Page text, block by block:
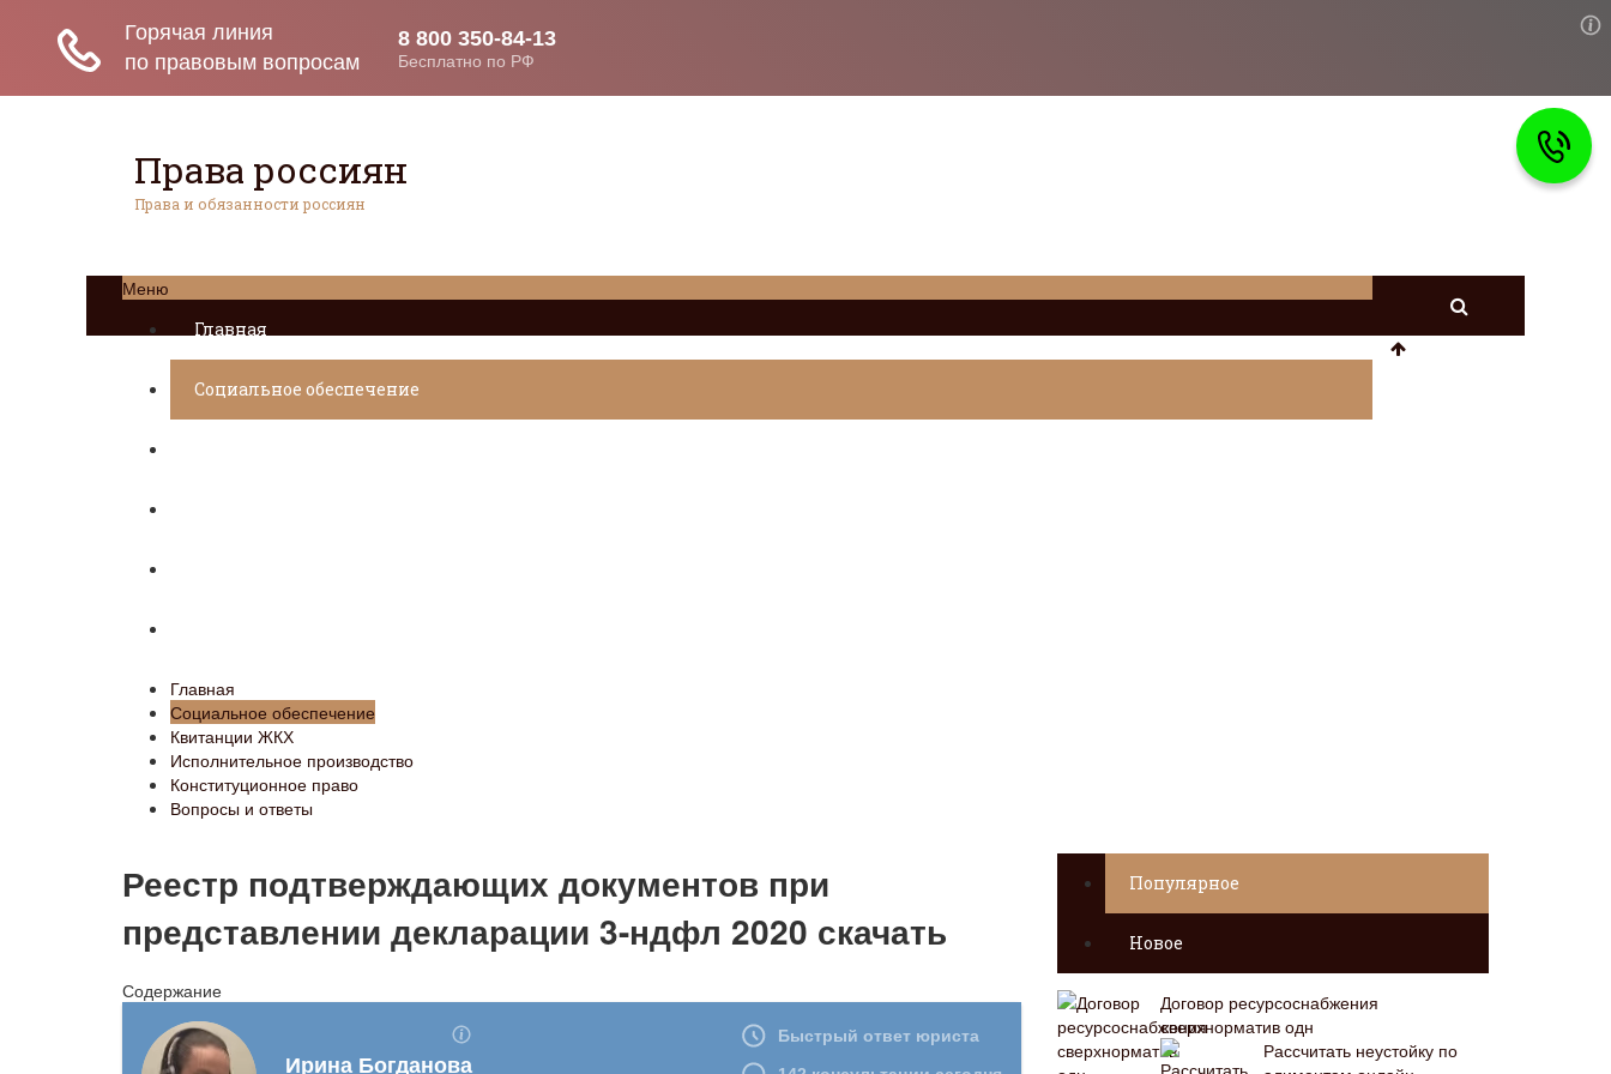
Права россиян
Права и обязанности россиян
Меню
Главная
Социальное обеспечение
Главная
Социальное обеспечение
Квитанции ЖКХ
Исполнительное производство
Конституционное право
Вопросы и ответы
Реестр подтверждающих документов при
представлении декларации 3-ндфл 2020 скачать
Содержание
Популярное
Новое
Договор ресурсоснабжения
сверхнорматив одн
Рассчитать неустойку по